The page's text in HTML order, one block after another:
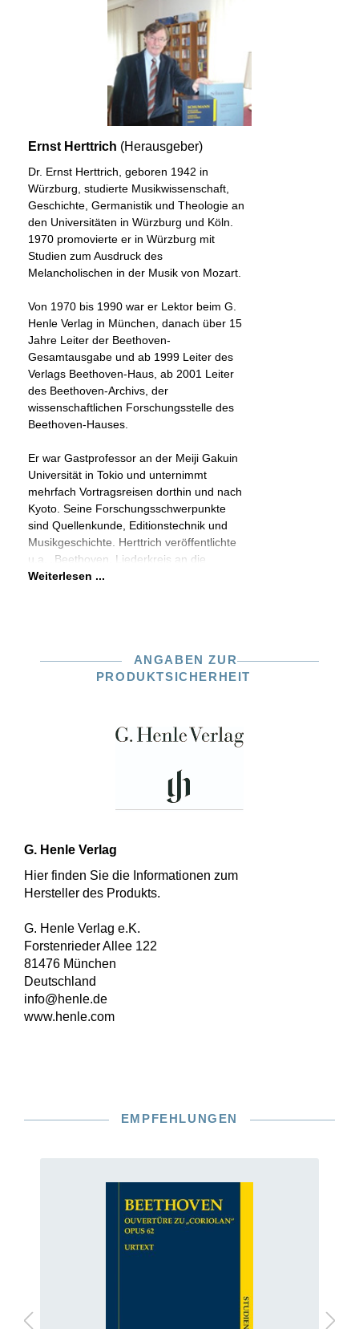
Ernst Herttrich (Herausgeber)
Dr. Ernst Herttrich, geboren 1942 in
Würzburg, studierte Musikwissenschaft,
Geschichte, Germanistik und Theologie an
den Universitäten in Würzburg und Köln.
1970 promovierte er in Würzburg mit
Studien zum Ausdruck des
Melancholischen in der Musik von Mozart.
Von 1970 bis 1990 war er Lektor beim G.
Henle Verlag in München, danach über 15
Jahre Leiter der Beethoven-
Gesamtausgabe und ab 1999 Leiter des
Verlags Beethoven-Haus, ab 2001 Leiter
des Beethoven-Archivs, der
wissenschaftlichen Forschungsstelle des
Beethoven-Hauses.
Er war Gastprofessor an der Meiji Gakuin
Universität in Tokio und unternimmt
mehrfach Vortragsreisen dorthin und nach
Kyoto. Seine Forschungsschwerpunkte
sind Quellenkunde, Editionstechnik und
Musikgeschichte. Herttrich veröffentlichte
u.a. „Beethoven. Liederkreis an die
Weiterlesen ...
ANGABEN ZUR
PRODUKTSICHERHEIT
G. Henle Verlag
Hier finden Sie die Informationen zum
Hersteller des Produkts.
G. Henle Verlag e.K.
Forstenrieder Allee 122
81476 München
Deutschland
info@henle.de
www.henle.com
EMPFEHLUNGEN